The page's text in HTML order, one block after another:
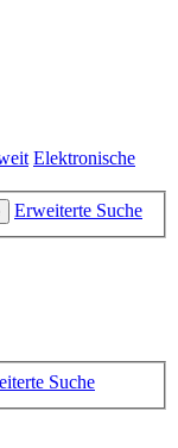
Elektronische
Erweiterte Suche
Suche